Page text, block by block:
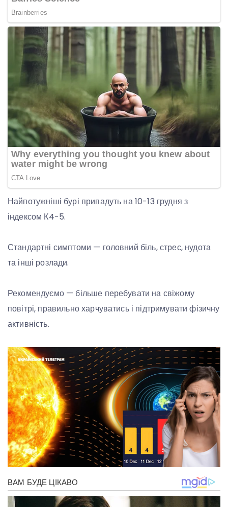
Найпотужніші бурі припадуть на 10-13 грудня з
індексом К4-5.
Стандартні симптоми — головний біль, стрес, нудота
та інші розлади.
Рекомендуємо — більше перебувати на свіжому
повітрі, правильно харчуватись і підтримувати фізичну
активність.